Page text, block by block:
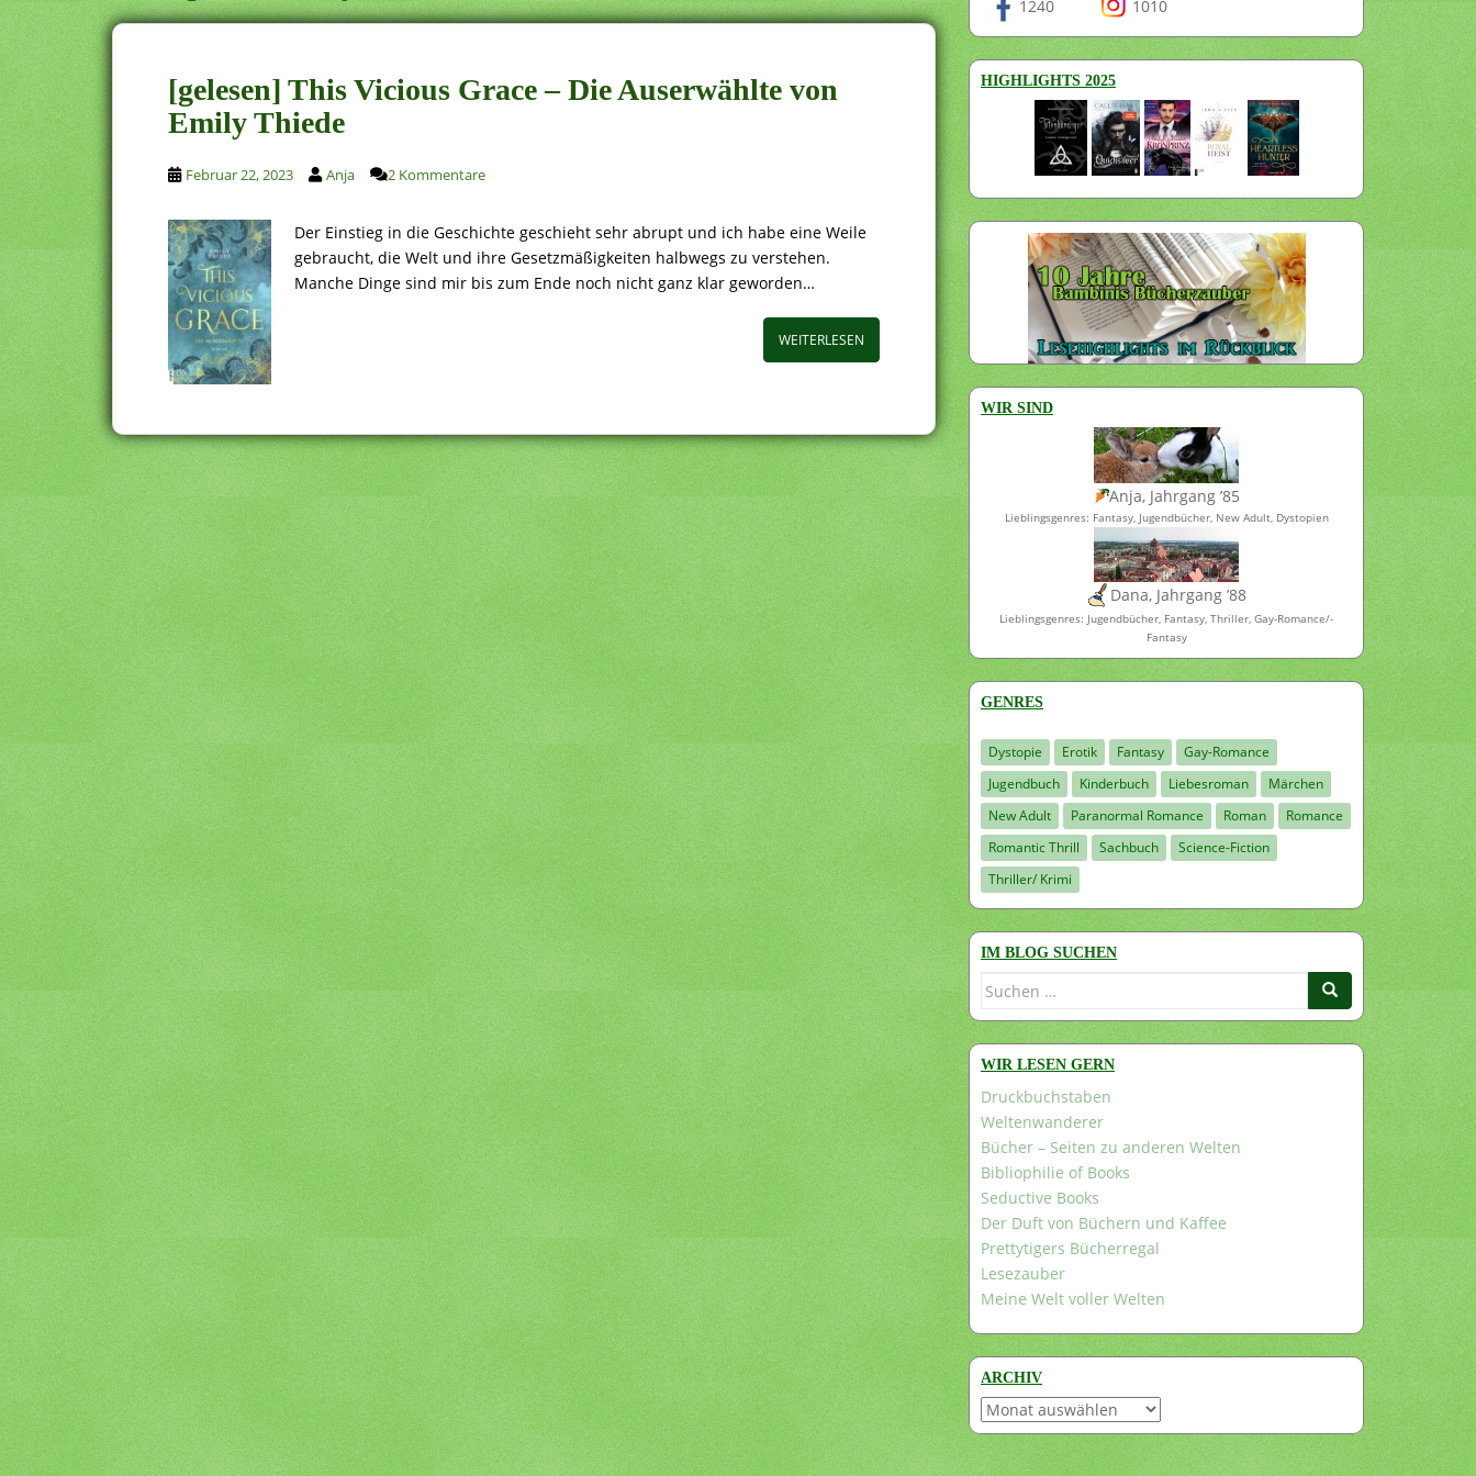
[gelesen] This Vicious Grace – Die Auserwählte von
Emily Thiede
Februar 22, 2023 Anja 2 Kommentare
Der Einstieg in die Geschichte geschieht sehr abrupt und ich habe eine Weile
gebraucht, die Welt und ihre Gesetzmäßigkeiten halbwegs zu verstehen.
Manche Dinge sind mir bis zum Ende noch nicht ganz klar geworden…
WEITERLESEN
1240 1010
HIGHLIGHTS 2025
WIR SIND
Anja, Jahrgang ’85
Lieblingsgenres: Fantasy, Jugendbücher, New Adult, Dystopien
Dana, Jahrgang ’88
Lieblingsgenres: Jugendbücher, Fantasy, Thriller, Gay-Romance/-
Fantasy
GENRES
Dystopie Erotik Fantasy
Gay-Romance
Jugendbuch
Kinderbuch Liebesroman
Märchen
New Adult
Paranormal Romance Roman
Romance
Romantic Thrill
Sachbuch
Science-Fiction
Thriller/ Krimi
IM BLOG SUCHEN
Suchen
WIR LESEN GERN
Druckbuchstaben
Weltenwanderer
Bücher – Seiten zu anderen Welten
Bibliophilie of Books
Seductive Books
Der Duft von Büchern und Kaffee
Prettytigers Bücherregal
Lesezauber
Meine Welt voller Welten
ARCHIV
Archiv